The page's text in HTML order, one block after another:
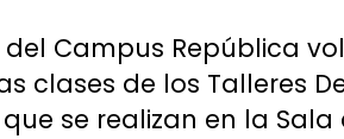
Campus República
clases de los Talleres
se realizan en la Sala